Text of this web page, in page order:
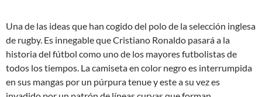
Una de las ideas que han cogido del polo de la selección inglesa
de rugby. Es innegable que Cristiano Ronaldo pasará a la
historia del fútbol como uno de los mayores futbolistas de
todos los tiempos. La camiseta en color negro es interrumpida
en sus mangas por un púrpura tenue y este a su vez es